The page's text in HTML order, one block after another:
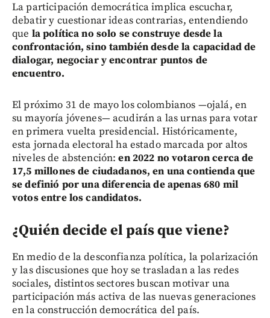
La participación democrática implica escuchar,
debatir y cuestionar ideas contrarias, entendiendo
que la política no solo se construye desde la
confrontación, sino también desde la capacidad de
dialogar, negociar y encontrar puntos de
encuentro.
El próximo 31 de mayo los colombianos —ojalá, en
su mayoría jóvenes— acudirán a las urnas para votar
en primera vuelta presidencial. Históricamente,
esta jornada electoral ha estado marcada por altos
niveles de abstención:en 2022 no votaron cerca de
17,5 millones de ciudadanos, en una contienda que
se definió por una diferencia de apenas 680 mil
votos entre los candidatos.
¿Quién decide el país que viene?
En medio de la desconfianza política, la polarización
y las discusiones que hoy se trasladan a las redes
sociales, distintos sectores buscan motivar una
participación más activa de las nuevas generaciones
en la construcción democrática del país.